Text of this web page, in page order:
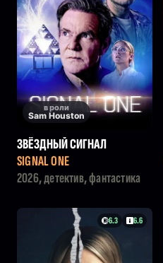
в роли
Sam Houston
ЗВЁЗДНЫЙ СИГНАЛ
SIGNAL ONE
2026, детектив, фантастика
6.3 6.6